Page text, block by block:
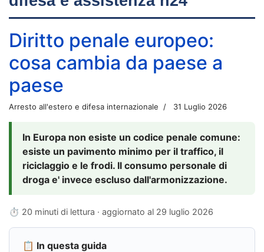
Diritto penale europeo:
cosa cambia da paese a
paese
Arresto all'estero e difesa internazionale 31 Luglio 2026
In Europa non esiste un codice penale comune:
esiste un pavimento minimo per il traffico, il
riciclaggio e le frodi. Il consumo personale di
droga e' invece escluso dall'armonizzazione.
⏱ 20 minuti di lettura · aggiornato al 29 luglio 2026
📋 In questa guida